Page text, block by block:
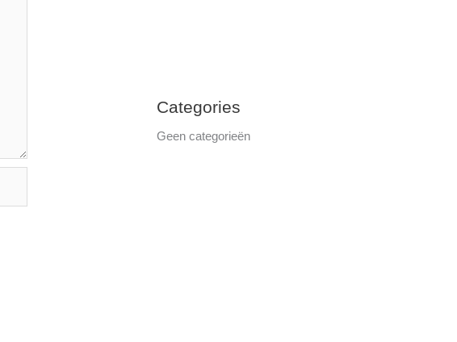
Categories
Geen categorieën